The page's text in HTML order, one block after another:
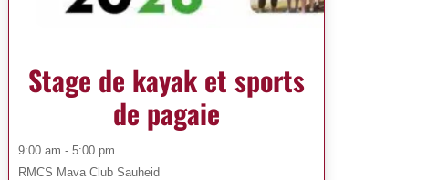
Stage de kayak et sports
de pagaie
9:00 am - 5:00 pm
RMCS Mava Club Sauheid